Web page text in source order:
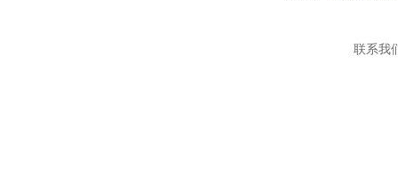
联系我